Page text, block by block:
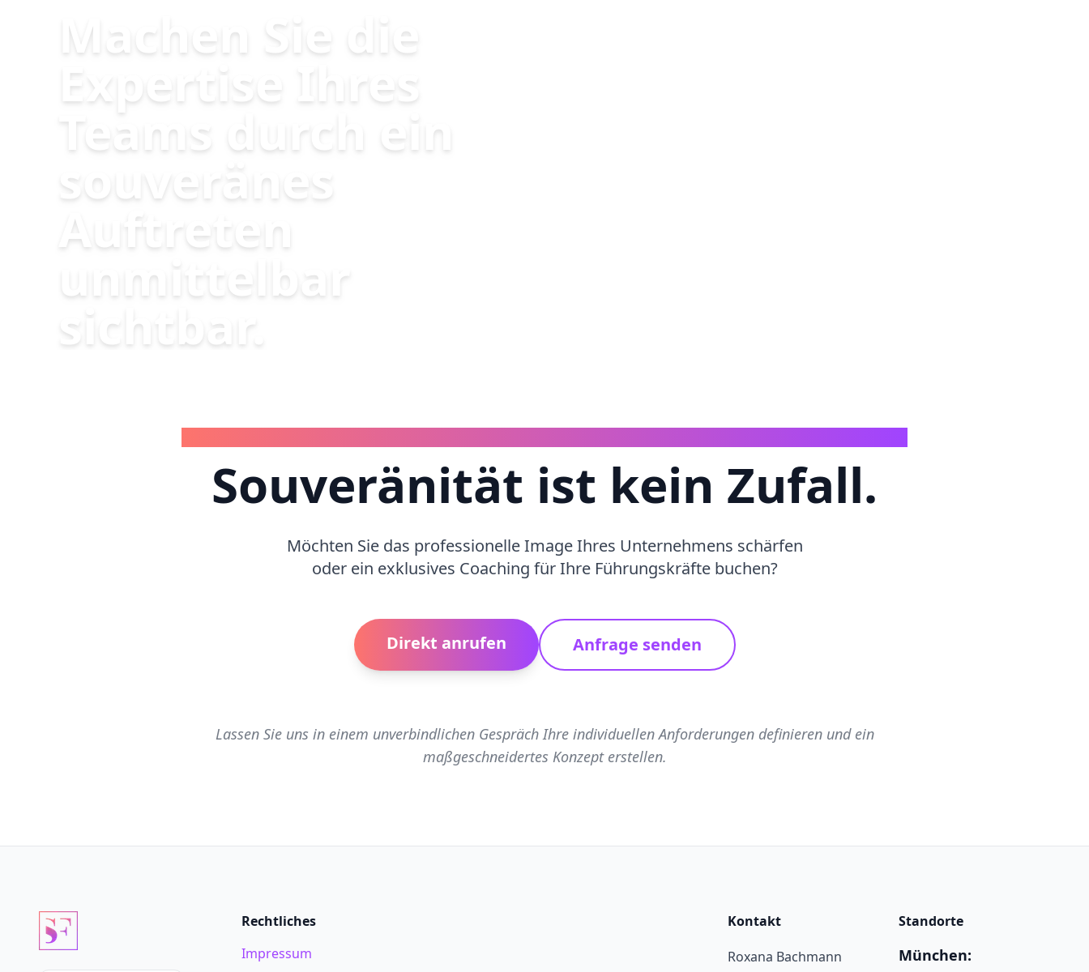
Machen Sie die
Expertise Ihres
Teams durch ein
souveränes
Auftreten
unmittelbar
sichtbar.
Souveränität ist kein Zufall.
Möchten Sie das professionelle Image Ihres Unternehmens schärfen
oder ein exklusives Coaching für Ihre Führungskräfte buchen?
Direkt anrufen Anfrage senden
Lassen Sie uns in einem unverbindlichen Gespräch Ihre individuellen Anforderungen definieren und ein
maßgeschneidertes Konzept erstellen.
Rechtliches
Impressum
Kontakt
Roxana Bachmann
Standorte
München: